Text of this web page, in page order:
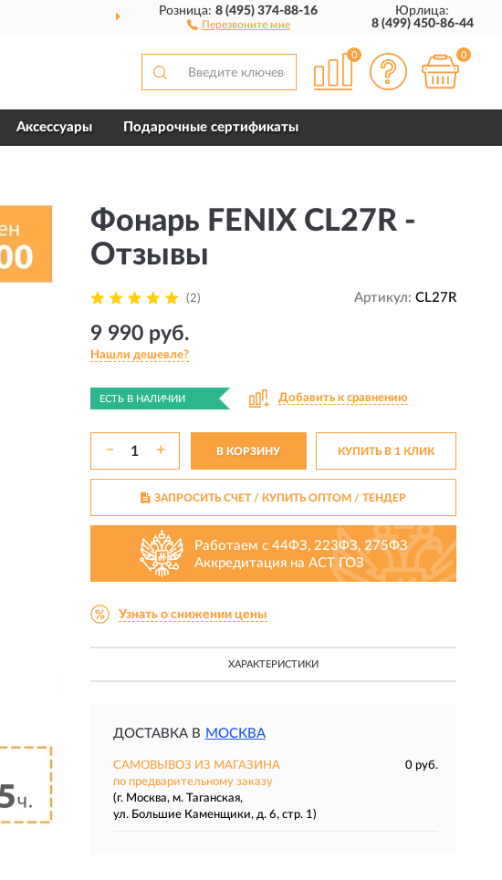
ДОСТАВИМ ПО ВСЕЙ РОССИИ
Розница:8 (495) 374-88-16
Перезвоните мне
Юрлица:
8 (499) 450-86-44
0 0
Аксессуары Подарочные сертификаты
Фонарь FENIX CL27R -
Отзывы
(2) Артикул: CL27R
9 990 руб.
Нашли дешевле?
ЕСТЬ В НАЛИЧИИ Добавить к сравнению
− + В КОРЗИНУ КУПИТЬ В 1 КЛИК
ЗАПРОСИТЬ СЧЕТ / КУПИТЬ ОПТОМ/ ТЕНДЕР
Работаем с 44ФЗ, 223ФЗ, 275ФЗ
Аккредитация на АСТ ГОЗ
Узнать о снижении цены
ХАРАКТЕРИСТИКИ
ДОСТАВКА В МОСКВА
САМОВЫВОЗ ИЗ МАГАЗИНА
0 руб.
по предварительному заказу
(г. Москва, м. Таганская,
ул. Большие Каменщики, д. 6, стр. 1)